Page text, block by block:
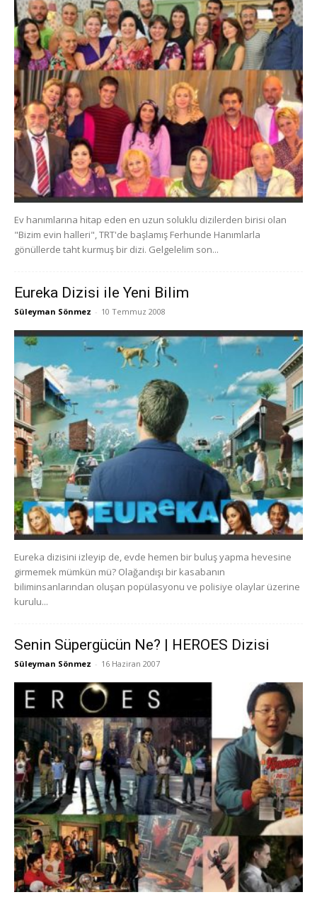
Ev hanımlarına hitap eden en uzun soluklu dizilerden birisi olan
"Bizim evin halleri", TRT'de başlamış Ferhunde Hanımlarla
gönüllerde taht kurmuş bir dizi. Gelgelelim son...
Eureka Dizisi ile Yeni Bilim
Süleyman Sönmez - 10 Temmuz 2008
Eureka dizisini izleyip de, evde hemen bir buluş yapma hevesine
girmemek mümkün mü? Olağandışı bir kasabanın
biliminsanlarından oluşan popülasyonu ve polisiye olaylar üzerine
kurulu...
Senin Süpergücün Ne? | HEROES Dizisi
Süleyman Sönmez - 16 Haziran 2007